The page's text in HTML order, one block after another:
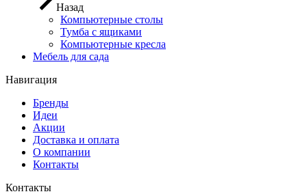
Назад
Компьютерные столы
Тумба с ящиками
Компьютерные кресла
Мебель для сада
Навигация
Бренды
Идеи
Акции
Доставка и оплата
О компании
Контакты
Контакты